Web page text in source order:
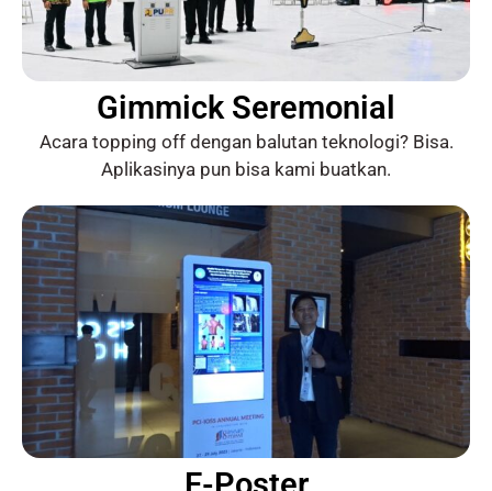
Gimmick Seremonial
Acara topping off dengan balutan teknologi? Bisa.
Aplikasinya pun bisa kami buatkan.